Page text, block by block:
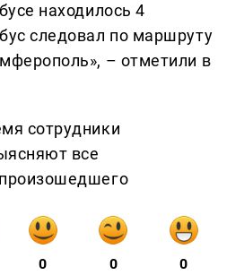
находилось 4
следовал по маршруту
– отметили в
сотрудники
все
0 0 0